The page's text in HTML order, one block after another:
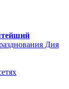
Дня